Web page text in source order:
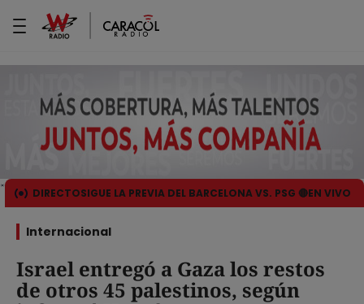
DIRECTOSIGUE LA PREVIA DEL BARCELONA VS. PSG 🔴EN VIVO
Internacional
Israel entregó a Gaza los restos
de otros 45 palestinos, según